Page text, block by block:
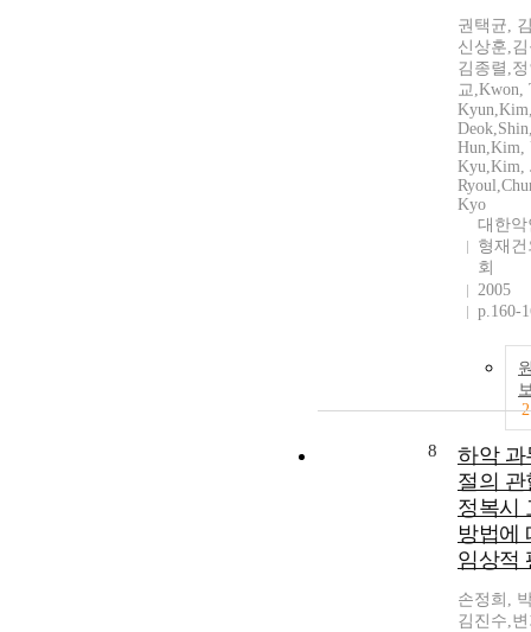
권택균,
신상훈,
김종렬,
교,Kwon,
Hun,Kim,
Kyu,Kim,
Kyo
대한
형재
회
2005
p.160-
2
8
하악 과
절의 관
정복시
방법에
임상적
손정희,
김진수,